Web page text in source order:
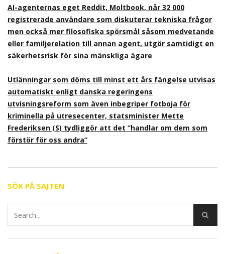
AI-agenternas eget Reddit, Moltbook, når 32 000
registrerade användare som diskuterar tekniska frågor
men också mer filosofiska spörsmål såsom medvetande
eller familjerelation till annan agent, utgör samtidigt en
säkerhetsrisk för sina mänskliga ägare
Utlänningar som döms till minst ett års fängelse utvisas
automatiskt enligt danska regeringens
utvisningsreform som även inbegriper fotboja för
kriminella på utresecenter, statsminister Mette
Frederiksen (S) tydliggör att det ”handlar om dem som
förstör för oss andra”
SÖK PÅ SAJTEN